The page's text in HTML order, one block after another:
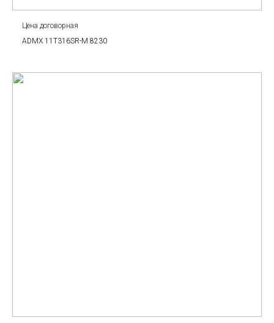
Цена договорная
ADMX 11T316SR-M 8230